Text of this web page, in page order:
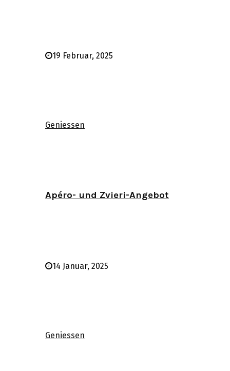
19 Februar, 2025
Geniessen
Apéro- und Zvieri-Angebot
14 Januar, 2025
Geniessen